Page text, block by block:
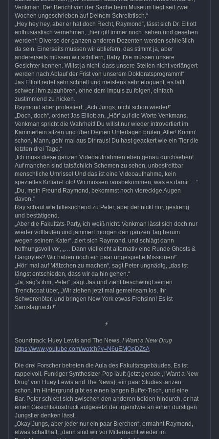
Venkman. Der Bericht von der Sache beim Museum liegt seit zwei
Wochen ungeschrieben auf Deinem Schreibtisch.“
„Hey hey hey, aber er hat doch Recht, Raymond“, lässt sich Dr. Elliott
enthusiastisch vernehmen, „hier gilt immer noch ‚sehen und gesehen
werden‘! Diverse der ganzen anderen Dozenten werden schließlich
da sein. Einerseits müssen wir abliefern, das stimmt ja, aber
andererseits müssen wir schillern, Baby. Die müssen unsere
Gesichter kennen. Willst ja nicht, dass unsere Stellen nicht verlängert
werden nach Ablauf der Frist von unserem Doktoratsprogramm!“
Jas Elliott redet sehr schnell und meistens sehr eloquent, es fällt
schwer, ihm zuzuhören, ohne dem Impuls zu folgen, einfach
zustimmend zu nicken.
Raymond aber protestiert, „Ach Jungs, nicht schon wieder!“
„Doch, doch“, ordnet Jas Elliott an, „Hör’ auf die Worte Venkmans,
Venkman spricht die Wahrheit! Du willst nur wieder introvertiert im
Kämmerlein sitzen und über Deinen Unterlagen brüten, Alter! Komm‘
schon, Mann, geh‘ mal aus Dir raus! Du hast geackert wie ein Tier die
letzten drei Tage.“
„Ich muss diese ganzen Videoaufnahmen eben genau durchsehen!
Auf manchen sind tatsächlich Schemen zu sehen, unbestreitbar
menschliche Umrisse! Und das ist eine Videoaufnahme, kein
spezielles Kirlian-Foto! Wir müssen rausbekommen, was es damit …“
„Du, mein Freund Raymond, bekommst noch viereckige Augen
davon.“
Ray schaut wie hilfesuchend zu Peter, aber der nickt nur, gestreng
und bestätigend.
„Aber die Fakultäts-Party, ich weiß nicht. Venkman lässt sich doch nur
wieder volllaufen und jammert morgen den ganzen Tag herum
wegen seinem Kater“, ziert sich Raymond, und schlägt dann
hoffnungsvoll vor, „… Dann vielleicht alternativ eine Runde Ghosts &
Gargoyles? Wir haben noch ein paar ungespielte Missionen!“
„Hör‘ mal auf Mätzchen zu machen“, sagt Peter ungnädig, „das ist
längst entschieden, dass wir da hin gehen.“
„Ja, sag’s ihm, Peter“, sagt Jas und zieht beschwingt seinen
Trenchcoat über, „Wir ziehen jetzt mal gemeinsam los, Ihr
Schwerenöter, und bringen New York etwas Frohsinn! Es ist
Samstagnacht!“
⚡
Soundtrack: Huey Lewis and The News, I Want a New Drug
https://www.youtube.com/watch?v=N6uEMOeDZsA
Die drei Forscher betreten die Aula des Fakultätsgebäudes. Es ist
rappelvoll. Funkiger Synthesizer-Pop läuft (jetzt gerade ‚I Want a New
Drug‘ von Huey Lewis and The News), ein paar Studies tanzen
schon. Im Hintergrund gibt es einen langen Buffet-Tisch, und eine
Bar. Peter schiebt sich zwischen den anderen beiden hindurch, er hat
einen Gesichtsausdruck aufgesetzt der irgendwie an einen durstigen
Jungstier denken lässt.
„Okay Jungs, aber jeder nur ein paar Bierchen“, ermahnt Raymond,
etwas schafthaft, „dann sind wir vor Mitternacht wieder im